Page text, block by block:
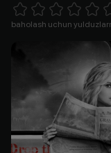
1 Star 2 Stars 3 Stars 4 Stars5 Stars 6
baholash uchun